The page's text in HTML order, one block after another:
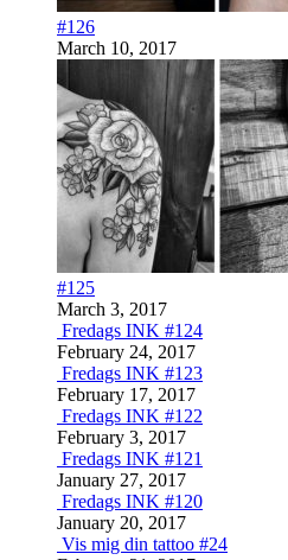
#126
March 10, 2017
#125
March 3, 2017
Fredags INK #124
February 24, 2017
Fredags INK #123
February 17, 2017
Fredags INK #122
February 3, 2017
Fredags INK #121
January 27, 2017
Fredags INK #120
January 20, 2017
Vis mig din tattoo #24